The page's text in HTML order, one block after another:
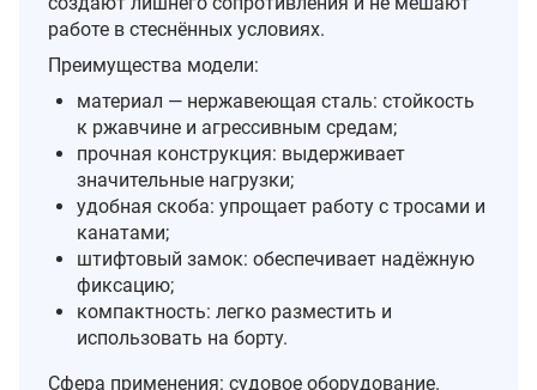
работе в стеснённых условиях.
Преимущества модели:
материал — нержавеющая сталь: стойкость
к ржавчине и агрессивным средам;
прочная конструкция: выдерживает
значительные нагрузки;
удобная скоба: упрощает работу с тросами и
канатами;
штифтовый замок: обеспечивает надёжную
фиксацию;
компактность: легко разместить и
использовать на борту.
Сфера применения: судовое оборудование.